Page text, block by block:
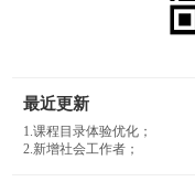
最近更新
1.课程目录体验优化；
2.新增社会工作者；